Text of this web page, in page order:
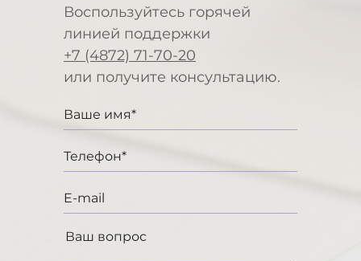
Воспользуйтесь горячей
линией поддержки
+7 (4872) 71-70-20
или получите консультацию.